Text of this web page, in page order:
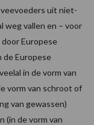
uit niet-
weg vallen en – voor
Europese
de Europese
in de vorm van
vorm van schroot of
van gewassen)
(in de vorm van